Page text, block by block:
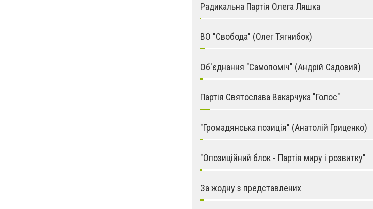
Радикальна Партія Олега Ляшка
ВО "Свобода" (Олег Тягнибок)
Об'єднання "Самопоміч" (Андрій Садовий)
Партія Святослава Вакарчука "Голос"
"Громадянська позиція" (Анатолій Гриценко)
"Опозиційний блок - Партія миру і розвитку"
За жодну з представлених